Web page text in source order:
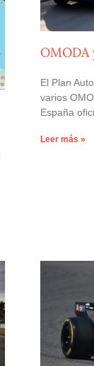
OMODA
El Plan
varios
España
Leer más »